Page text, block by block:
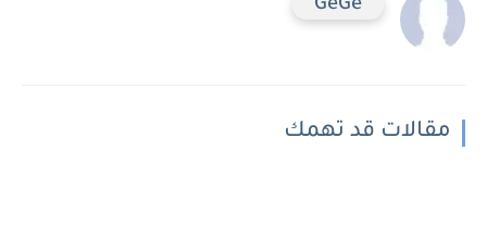
GeGe
مقالات قد تهمك